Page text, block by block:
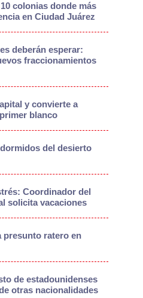
colonias donde más
en Ciudad Juárez
deberán esperar:
fraccionamientos
y convierte a
blanco
del desierto
Coordinador del
solicita vacaciones
presunto ratero en
de estadounidenses
otras nacionalidades